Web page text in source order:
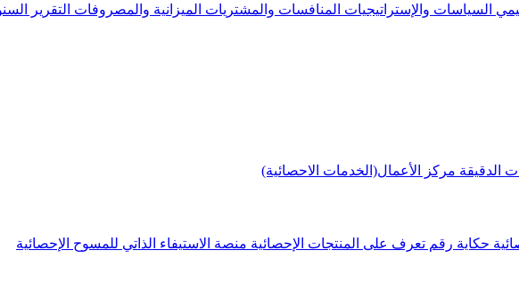
السياسات والإستراتيجيات المنافسات والمشتريات الميزانية والمصروفات التقرير
الدقيقة مركز الأعمال(الخدمات الاحصائية)
حكاية رقم تعرف على المنتجات الإحصائية منصة الاستيفاء الذاتي للمسوح الإحصائية